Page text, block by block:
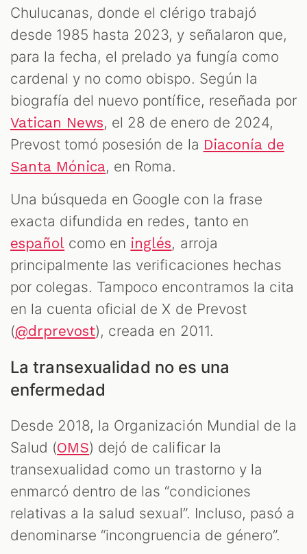
Chulucanas, donde el clérigo trabajó
desde 1985 hasta 2023, y señalaron que,
para la fecha, el prelado ya fungía como
cardenal y no como obispo. Según la
biografía del nuevo pontífice, reseñada por
Vatican News, el 28 de enero de 2024,
Prevost tomó posesión de la Diaconía de
Santa Mónica, en Roma.
Una búsqueda en Google con la frase
exacta difundida en redes, tanto en
español como en inglés, arroja
principalmente las verificaciones hechas
por colegas. Tampoco encontramos la cita
en la cuenta oficial de X de Prevost
(@drprevost), creada en 2011.
La transexualidad no es una
enfermedad
Desde 2018, la Organización Mundial de la
Salud (OMS) dejó de calificar la
transexualidad como un trastorno y la
enmarcó dentro de las “condiciones
relativas a la salud sexual”. Incluso, pasó a
denominarse “incongruencia de género”.